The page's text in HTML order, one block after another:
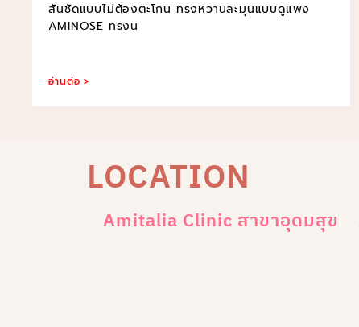
สันชัดแบบไม่ต้องตะโกน ทรงหวานละมุนแบบดูแพง
AMINOSE ทรงน
อ่านต่อ >
LOCATION
Amitalia Clinic สาขาอุดมสุข